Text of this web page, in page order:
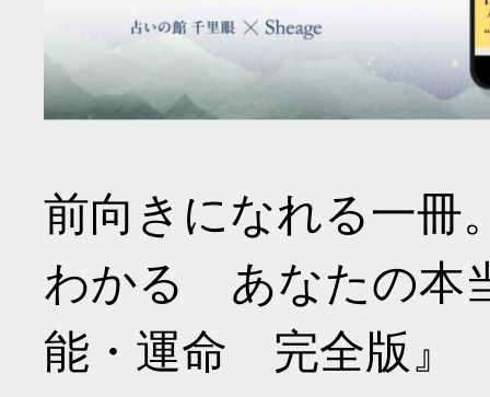
前向きになれる一冊
わかる あなたの本
能・運命 完全版』